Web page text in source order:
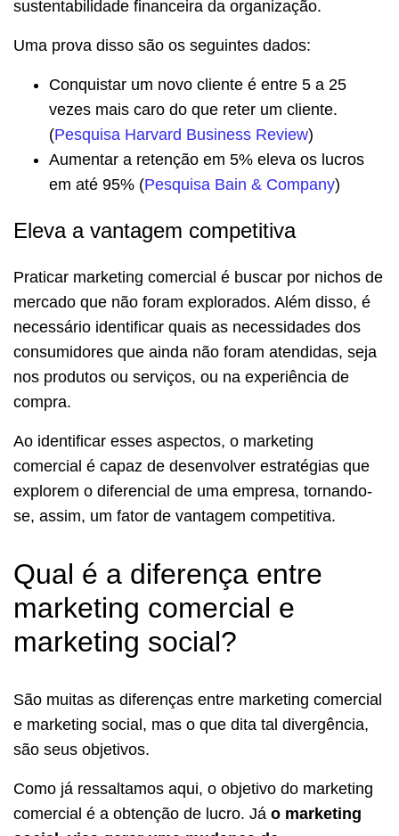
sustentabilidade financeira da organização.
Uma prova disso são os seguintes dados:
Conquistar um novo cliente é entre 5 a 25
vezes mais caro do que reter um cliente.
(Pesquisa Harvard Business Review)
Aumentar a retenção em 5% eleva os lucros
em até 95% (Pesquisa Bain & Company)
Eleva a vantagem competitiva
Praticar marketing comercial é buscar por nichos de
mercado que não foram explorados. Além disso, é
necessário identificar quais as necessidades dos
consumidores que ainda não foram atendidas, seja
nos produtos ou serviços, ou na experiência de
compra.
Ao identificar esses aspectos, o marketing
comercial é capaz de desenvolver estratégias que
explorem o diferencial de uma empresa, tornando-
se, assim, um fator de vantagem competitiva.
Qual é a diferença entre
marketing comercial e
marketing social?
São muitas as diferenças entre marketing comercial
e marketing social, mas o que dita tal divergência,
são seus objetivos.
Como já ressaltamos aqui, o objetivo do marketing
comercial é a obtenção de lucro. Já o marketing